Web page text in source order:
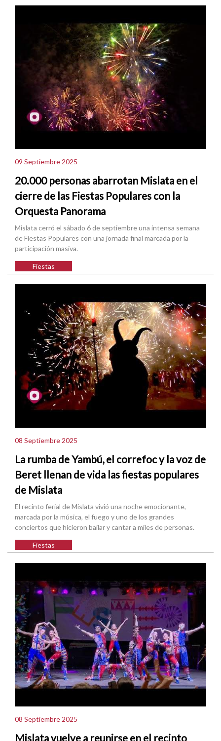
09 Septiembre 2025
20.000 personas abarrotan Mislata en el
cierre de las Fiestas Populares con la
Orquesta Panorama
Mislata cerró el sábado 6 de septiembre una intensa semana
de Fiestas Populares con una jornada final marcada por la
participación masiva.
Fiestas
08 Septiembre 2025
La rumba de Yambú, el correfoc y la voz de
Beret llenan de vida las fiestas populares
de Mislata
El recinto ferial de Mislata vivió una noche emocionante,
marcada por la música, el fuego y uno de los grandes
conciertos que hicieron bailar y cantar a miles de personas.
Fiestas
08 Septiembre 2025
Mislata vuelve a reunirse en el recinto